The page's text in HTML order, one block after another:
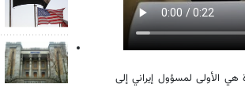
الأولى لمسؤول إيراني إلى